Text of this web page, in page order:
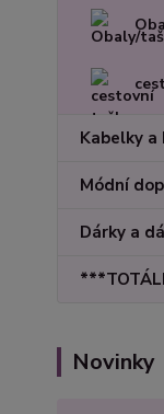
Kabelky
Módní
Dárky a
Novinky